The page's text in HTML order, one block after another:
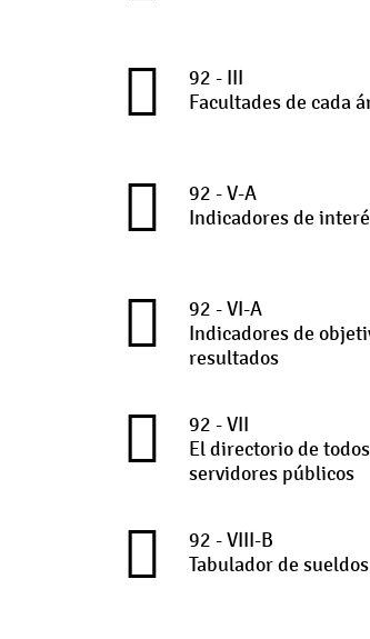
92 - III
Facultades de cada
92 - V-A
Indicadores de
92 - VI-A
Indicadores de
resultados
92 - VII
El directorio de
servidores públicos
92 - VIII-B
Tabulador de sueldos